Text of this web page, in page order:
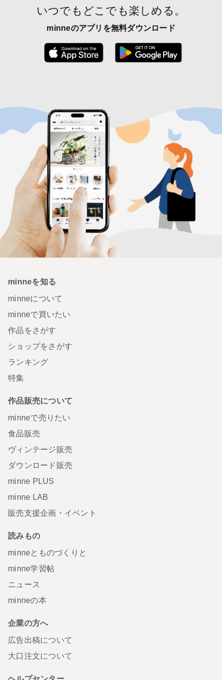
いつでもどこでも楽しめる。
minneのアプリを無料ダウンロード
App Store からダウンロード
minneを知る
minneについて
minneで買いたい
作品をさがす
ショップをさがす
ランキング
特集
作品販売について
minneで売りたい
食品販売
ヴィンテージ販売
ダウンロード販売
minne PLUS
minne LAB
販売支援企画・イベント
読みもの
minneとものづくりと
minne学習帖
ニュース
minneの本
企業の方へ
広告出稿について
大口注文について